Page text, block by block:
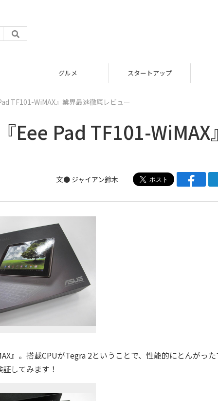
グルメ スタートアップ
TF101-WiMAX』業界最速徹底レビュー
Eee Pad TF101-WiMAX
文● ジャイアン鈴木
』。搭載CPUがTegra 2ということで、性能的にとんがっ
してみます！